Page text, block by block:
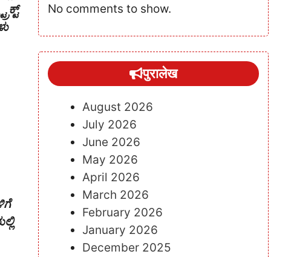
No comments to show.
पुरालेख
August 2026
July 2026
June 2026
May 2026
April 2026
March 2026
February 2026
January 2026
December 2025